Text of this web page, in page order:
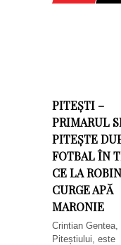
PITEȘTI –
PRIMARUL
PITEȘTE
FOTBAL ÎN
CE LA
CURGE APĂ
MARONIE
Crintian Gentea,
Piteștiului, este